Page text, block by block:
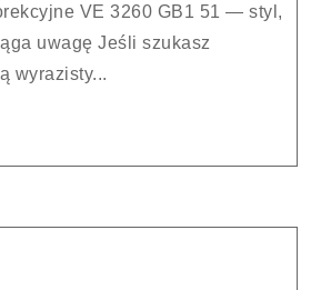
uwagę Jeśli szukasz
wyrazisty...